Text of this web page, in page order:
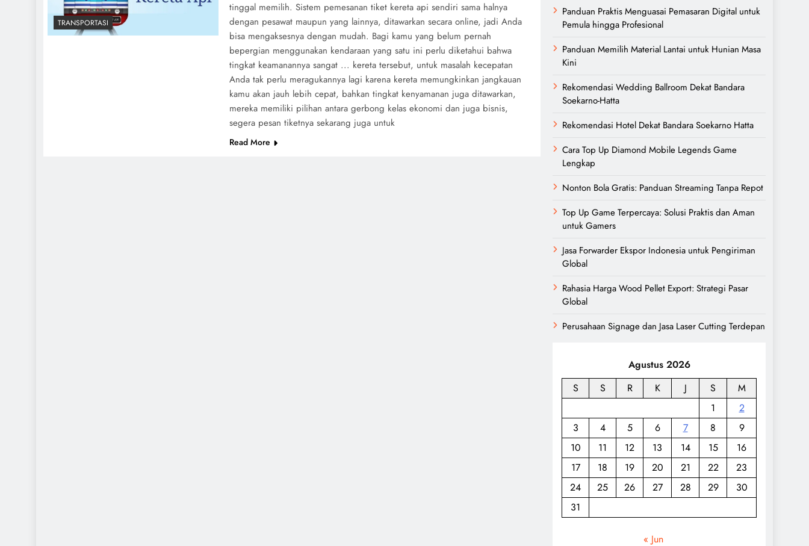
TRANSPORTASI
tinggal memilih. Sistem pemesanan tiket kereta api sendiri sama halnya
dengan pesawat maupun yang lainnya, ditawarkan secara online, jadi Anda
bisa mengaksesnya dengan mudah. Bagi kamu yang belum pernah
bepergian menggunakan kendaraan yang satu ini perlu diketahui bahwa
tingkat keamanannya sangat ... kereta tersebut, untuk masalah kecepatan
Anda tak perlu meragukannya lagi karena kereta memungkinkan jangkauan
kamu akan jauh lebih cepat, bahkan tingkat kenyamanan juga ditawarkan,
mereka memiliki pilihan antara gerbong kelas ekonomi dan juga bisnis,
segera pesan tiketnya sekarang juga untuk
Read More
Panduan Praktis Menguasai Pemasaran Digital untuk
Pemula hingga Profesional
Panduan Memilih Material Lantai untuk Hunian Masa
Kini
Rekomendasi Wedding Ballroom Dekat Bandara
Soekarno-Hatta
Rekomendasi Hotel Dekat Bandara Soekarno Hatta
Cara Top Up Diamond Mobile Legends Game
Lengkap
Nonton Bola Gratis: Panduan Streaming Tanpa Repot
Top Up Game Terpercaya: Solusi Praktis dan Aman
untuk Gamers
Jasa Forwarder Ekspor Indonesia untuk Pengiriman
Global
Rahasia Harga Wood Pellet Export: Strategi Pasar
Global
Perusahaan Signage dan Jasa Laser Cutting Terdepan
Agustus 2026
S
S R K J S
M
1
2
3
4 5 6 7 8
9
10
11 12 13 14 15
16
17
18 19 20 21 22
23
24
25 26 27 28 29
30
31
« Jun